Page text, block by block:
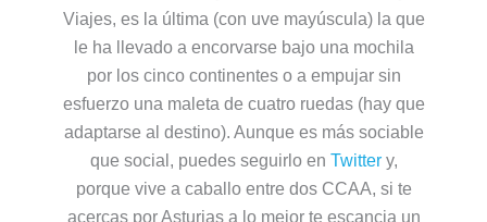
Viajes, es la última (con uve mayúscula) la que
le ha llevado a encorvarse bajo una mochila
por los cinco continentes o a empujar sin
esfuerzo una maleta de cuatro ruedas (hay que
adaptarse al destino). Aunque es más sociable
que social, puedes seguirlo en Twittery,
porque vive a caballo entre dos CCAA, si te
acercas por Asturias a lo mejor te escancia un